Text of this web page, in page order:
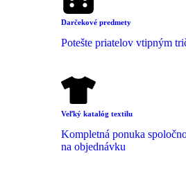
Darčekové predmety
Potešte priatelov vtipným
Veľký katalóg textilu
Kompletná ponuka
na objednávku